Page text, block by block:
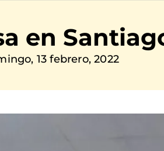
en
13 febrero, 2022